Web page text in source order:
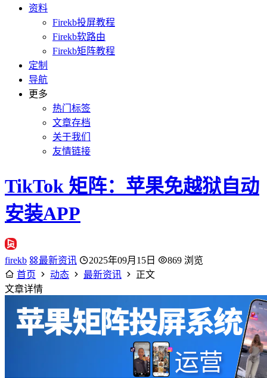
资料
Firekb投屏教程
Firekb软路由
Firekb矩阵教程
定制
导航
更多
热门标签
文章存档
关于我们
友情链接
TikTok 矩阵：苹果免越狱自动
安装APP
firekb 最新资讯 2025年09月15日
869 浏览
首页
动态 最新资讯
正文
文章详情